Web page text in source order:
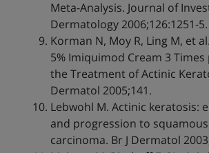
Meta-Analysis. Journal of
Dermatology 2006;126:1251-5.
Korman N, Moy R, Ling M, et
5% Imiquimod Cream 3
the Treatment of Actinic
Dermatol 2005;141.
Lebwohl M. Actinic keratosis:
and progression to
carcinoma. Br J Dermatol